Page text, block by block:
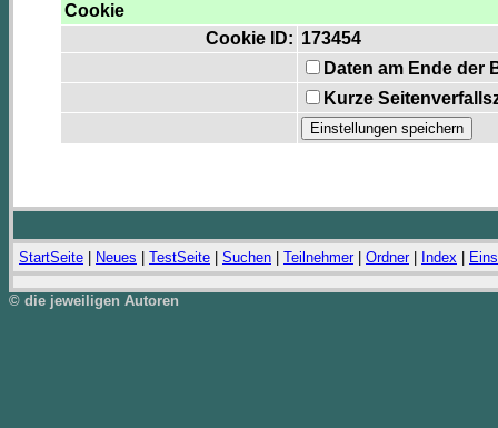
Cookie
Cookie ID: 173454
Daten am Ende der
Kurze
StartSeite Neues TestSeite Suchen Teilnehmer| Ordner| Index
© die jeweiligen Autoren